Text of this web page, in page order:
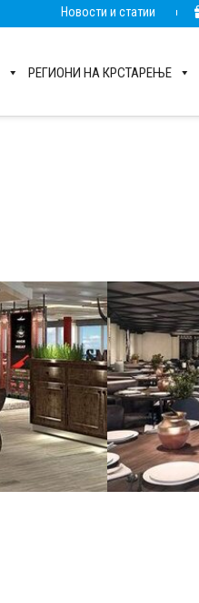
Новости и статии
РЕГИОНИ НА КРСТАРЕЊЕ